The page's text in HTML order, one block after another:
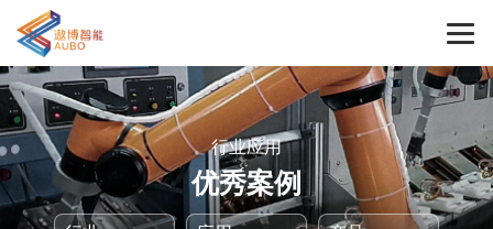
行业应用
优秀案例